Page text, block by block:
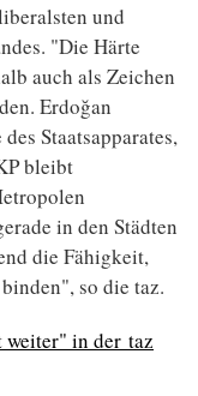
und
"Die Härte
auch als Zeichen
Erdoğan
Staatsapparates,
bleibt
in den Städten
die Fähigkeit,
so die taz.
in der taz